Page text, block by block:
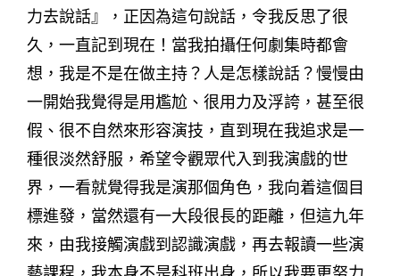
力去說話』，正因為這句說話，令我反思了很
久，一直記到現在！當我拍攝任何劇集時都會
想，我是不是在做主持？人是怎樣說話？慢慢由
一開始我覺得是用尷尬、很用力及浮誇，甚至很
假、很不自然來形容演技，直到現在我追求是一
種很淡然舒服，希望令觀眾代入到我演戲的世
界，一看就覺得我是演那個角色，我向着這個目
標進發，當然還有一大段很長的距離，但這九年
來，由我接觸演戲到認識演戲，再去報讀一些演